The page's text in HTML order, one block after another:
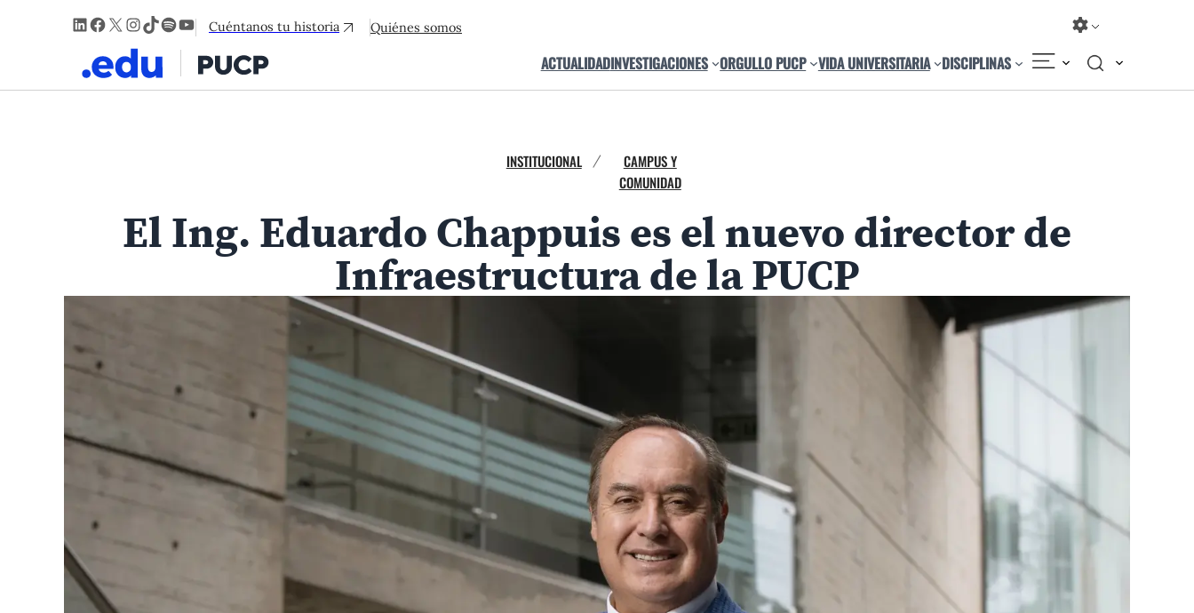
LinkedIn
Facebook
X Instagram
TikTok
Spotify
YouTube
Cuéntanos tu historia Quiénes somos
ACTUALIDADINVESTIGACIONES ORGULLO PUCP VIDA UNIVERSITARIA DISCIPLINAS
INSTITUCIONAL /
CAMPUS Y
COMUNIDAD
El Ing. Eduardo Chappuis es el nuevo director de
Infraestructura de la PUCP